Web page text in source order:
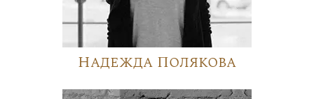
Надежда Полякова